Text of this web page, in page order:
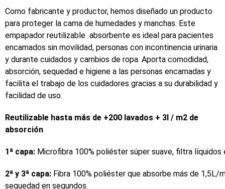
Como fabricante y productor, hemos diseñado un producto
para proteger la cama de humedades y manchas. Este
empapador reutilizable absorbente es ideal para pacientes
encamados sin movilidad, personas con incontinencia urinaria
y durante cuidados y cambios de ropa. Aporta comodidad,
absorción, sequedad e higiene a las personas encamadas y
facilita el trabajo de los cuidadores gracias a su durabilidad y
facilidad de uso.
Reutilizable hasta más de +200 lavados + 3l / m2 de
absorción
1ª capa: Microfibra 100% poliéster súper suave, filtra
2ª y 3ª capa: Fibra 100% poliéster que absorbe más de 1,5L/
sequedad en segundos.